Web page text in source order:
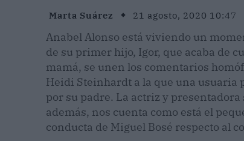
Marta Suárez 21 agosto, 2020 10:47
Anabel Alonso está viviendo un
de su primer hijo, Igor, que acaba de
mamá, se unen los comentarios
Heidi Steinhardt a la que una
por su padre. La actriz y
además, nos cuenta como está el
conducta de Miguel Bosé respecto al